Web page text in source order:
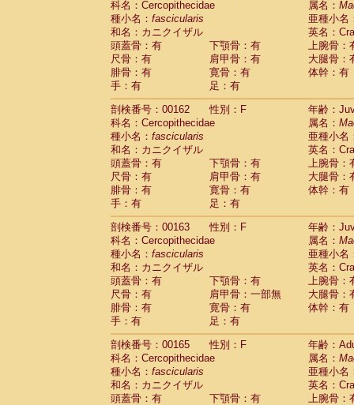
科名：Cercopithecidae
属名：
種小名： fascicularis
亜種小名
和名：カニクイザル
英名：
頭蓋骨：有
下顎骨：有
上腕骨：
尺骨：有
肩甲骨：有
大腿骨：
腓骨：有
寛骨：有
体幹：有
手：有
足：有
剖検番号：00162
性別：F
年齢：
科名：Cercopithecidae
属名：
種小名： fascicularis
亜種小名
和名：カニクイザル
英名：
頭蓋骨：有
下顎骨：有
上腕骨：
尺骨：有
肩甲骨：有
大腿骨：
腓骨：有
寛骨：有
体幹：有
手：有
足：有
剖検番号：00163
性別：F
年齢：
科名：Cercopithecidae
属名：
種小名： fascicularis
亜種小名
和名：カニクイザル
英名：
頭蓋骨：有
下顎骨：有
上腕骨：
尺骨：有
肩甲骨：一部無
大腿骨：
腓骨：有
寛骨：有
体幹：有
手：有
足：有
剖検番号：00165
性別：F
年齢：
科名：Cercopithecidae
属名：
種小名： fascicularis
亜種小名
和名：カニクイザル
英名：
頭蓋骨：有
下顎骨：有
上腕骨：